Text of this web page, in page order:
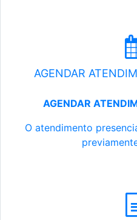
AGENDAR
AGENDAR
O atendimento